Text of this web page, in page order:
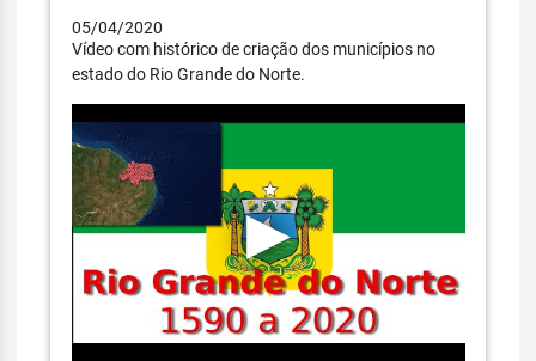
05/04/2020
Vídeo com histórico de criação dos municípios no
estado do Rio Grande do Norte.